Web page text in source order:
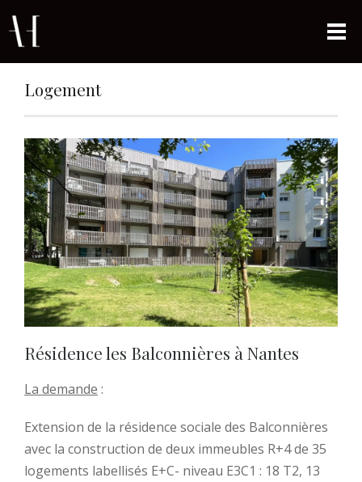
Logement
Résidence les Balconnières à Nantes
La demande :
Extension de la résidence sociale des Balconnières
avec la construction de deux immeubles R+4 de 35
logements labellisés E+C- niveau E3C1 : 18 T2, 13